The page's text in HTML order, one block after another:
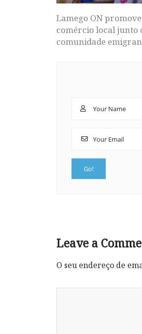
Lamego ON promove
comércio local junto
comunidade
Leave a
O seu endereço de